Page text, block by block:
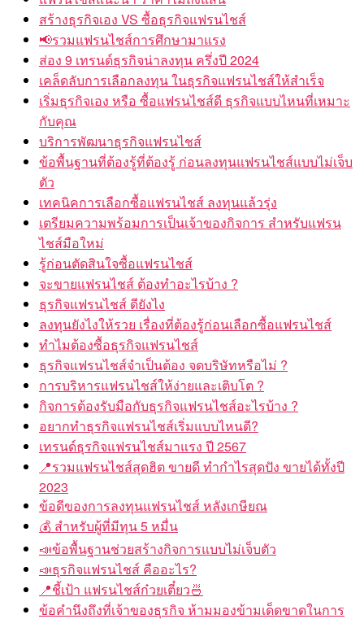
สร้างธุรกิจเอง VS ซื้อธุรกิจแฟรนไชส์
📢รวมแฟรนไชส์การศึกษามาแรง
ส่อง 9 เทรนด์ธุรกิจน่าลงทุน ครึ่งปี 2024
เคล็ดลับการเลือกลงทุน ในธุรกิจแฟรนไชส์ให้สำเร็จ
เริ่มธุรกิจเอง หรือ ซื้อแฟรนไชส์ดี ธุรกิจแบบไหนที่เหมาะ
กับคุณ
บริการพัฒนาธุรกิจแฟรนไชส์
ข้อพื้นฐานที่ต้องรู้ที่ต้องรู้ ก่อนลงทุนแฟรนไชส์แบบไม่เจ็บ
ตัว
เทคนิคการเลือกซื้อแฟรนไชส์ ลงทุนแล้วรุ่ง
เตรียมความพร้อมการเป็นเจ้าของกิจการ สำหรับแฟรน
ไชส์มือใหม่
รู้ก่อนตัดสินใจซื้อแฟรนไชส์
จะขายแฟรนไชส์ ต้องทำอะไรบ้าง ?
ธุรกิจแฟรนไชส์ ดียังไง
ลงทุนยังไงให้รวย เรื่องที่ต้องรู้ก่อนเลือกซื้อแฟรนไชส์
ทำไมต้องซื้อธุรกิจแฟรนไชส์
ธุรกิจแฟรนไชส์จำเป็นต้อง จดบริษัทหรือไม่ ?
การบริหารแฟรนไชส์ให้ง่ายและเติบโต ?
กิจการต้องรับมือกับธุรกิจแฟรนไชส์อะไรบ้าง ?
อยากทำธุรกิจแฟรนไชส์เริ่มแบบไหนดี?
เทรนด์ธุรกิจแฟรนไชส์มาแรง ปี 2567
📍รวมแฟรนไชส์สุดฮิต ขายดี ทำกำไรสุดปัง ขายได้ทั้งปี
2023
ข้อดีของการลงทุนแฟรนไชส์ หลังเกษียณ
💰 สำหรับผู้ที่มีทุน 5 หมื่น
📣ข้อพื้นฐานช่วยสร้างกิจการแบบไม่เจ็บตัว
📣ธุรกิจแฟรนไชส์ คืออะไร?
📍ชี้เป้า แฟรนไชส์ก๋วยเตี๋ยว🍜
ข้อคำนึงถึงที่เจ้าของธุรกิจ ห้ามมองข้ามเด็ดขาดในการ